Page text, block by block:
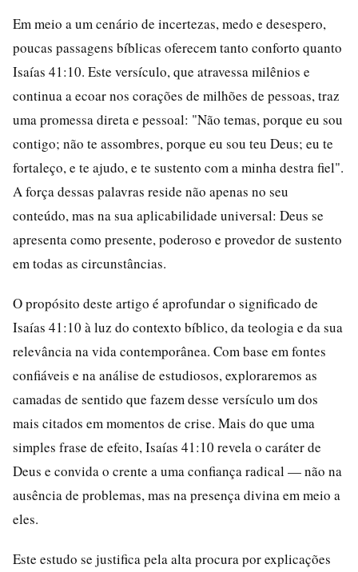
Em meio a um cenário de incertezas, medo e desespero,
poucas passagens bíblicas oferecem tanto conforto quanto
Isaías 41:10. Este versículo, que atravessa milênios e
continua a ecoar nos corações de milhões de pessoas, traz
uma promessa direta e pessoal: "Não temas, porque eu sou
contigo; não te assombres, porque eu sou teu Deus; eu te
fortaleço, e te ajudo, e te sustento com a minha destra fiel".
A força dessas palavras reside não apenas no seu
conteúdo, mas na sua aplicabilidade universal: Deus se
apresenta como presente, poderoso e provedor de sustento
em todas as circunstâncias.
O propósito deste artigo é aprofundar o significado de
Isaías 41:10 à luz do contexto bíblico, da teologia e da sua
relevância na vida contemporânea. Com base em fontes
confiáveis e na análise de estudiosos, exploraremos as
camadas de sentido que fazem desse versículo um dos
mais citados em momentos de crise. Mais do que uma
simples frase de efeito, Isaías 41:10 revela o caráter de
Deus e convida o crente a uma confiança radical — não na
ausência de problemas, mas na presença divina em meio a
eles.
Este estudo se justifica pela alta procura por explicações